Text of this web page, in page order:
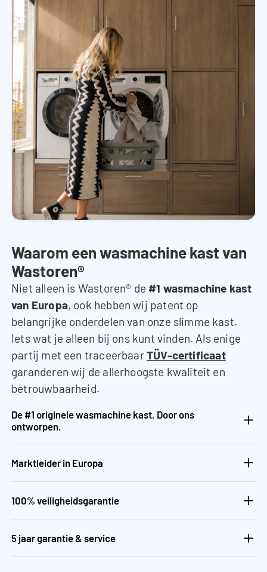
Waarom een wasmachine kast van
Wastoren®
Niet alleen is Wastoren® de #1 wasmachine kast
van Europa, ook hebben wij patent op
belangrijke onderdelen van onze slimme kast.
Iets wat je alleen bij ons kunt vinden. Als enige
partij met een traceerbaarTÜV-certificaat
garanderen wij de allerhoogste kwaliteit en
betrouwbaarheid.
De #1 originele wasmachine kast. Door ons
ontworpen.
Marktleider in Europa
100% veiligheidsgarantie
5 jaar garantie & service